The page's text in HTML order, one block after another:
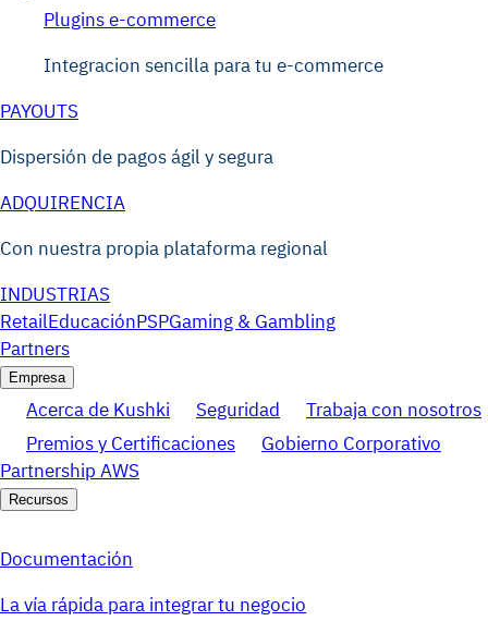
Plugins e-commerce
Integracion sencilla para tu e-commerce
PAYOUTS
Dispersión de pagos ágil y segura
ADQUIRENCIA
Con nuestra propia plataforma regional
INDUSTRIAS
RetailEducaciónPSPGaming & Gambling
Partners
Empresa
Acerca de Kushki Seguridad
Trabaja con nosotros
Premios y Certificaciones
Gobierno Corporativo
Partnership AWS
Recursos
Documentación
La vía rápida para integrar tu negocio